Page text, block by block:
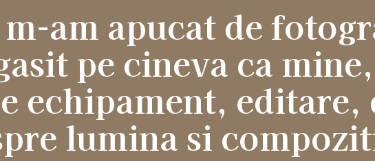
am apucat de
pe cineva ca
echipament, editare,
lumina si